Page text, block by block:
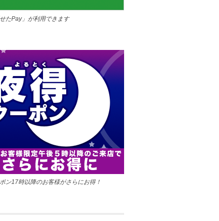
たPay」が利用できます
ン17時以降のお客様がさらにお得！